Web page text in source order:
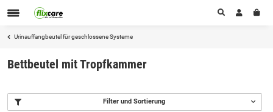
Urinauffangbeutel für geschlossene Systeme
Bettbeutel mit Tropfkammer
Filter und Sortierung